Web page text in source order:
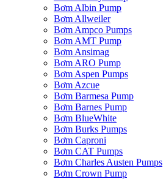
Bơm Albin Pump
Bơm Allweiler
Bơm Ampco Pumps
Bơm AMT Pump
Bơm Ansimag
Bơm ARO Pump
Bơm Aspen Pumps
Bơm Azcue
Bơm Barmesa Pump
Bơm Barnes Pump
Bơm BlueWhite
Bơm Burks Pumps
Bơm Caproni
Bơm CAT Pumps
Bơm Charles Austen Pumps
Bơm Crown Pump